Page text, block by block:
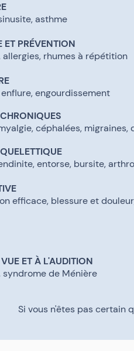
asthme
ET PRÉVENTION
rhumes à répétition
engourdissement
céphalées,
entorse, bursite,
efficace, blessure et
ET À L'AUDITION
syndrome de Ménière
Si vous n'êtes pas certain